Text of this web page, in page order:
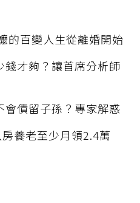
的百變人生從離婚開始
錢才夠？讓首席分析師
會債留子孫？專家解惑
養老至少月領2.4萬